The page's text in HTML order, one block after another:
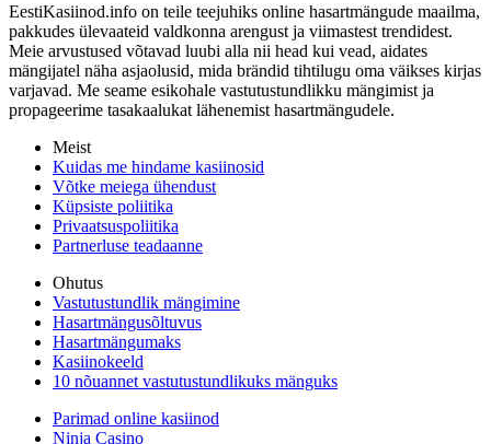
EestiKasiinod.info on teile teejuhiks online hasartmängude maailma,
pakkudes ülevaateid valdkonna arengust ja viimastest trendidest.
Meie arvustused võtavad luubi alla nii head kui vead, aidates
mängijatel näha asjaolusid, mida brändid tihtilugu oma väikses kirjas
varjavad. Me seame esikohale vastutustundlikku mängimist ja
propageerime tasakaalukat lähenemist hasartmängudele.
Meist
Kuidas me hindame kasiinosid
Võtke meiega ühendust
Küpsiste poliitika
Privaatsuspoliitika
Partnerluse teadaanne
Ohutus
Vastutustundlik mängimine
Hasartmängusõltuvus
Hasartmängumaks
Kasiinokeeld
10 nõuannet vastutustundlikuks mänguks
Parimad online kasiinod
Ninja Casino